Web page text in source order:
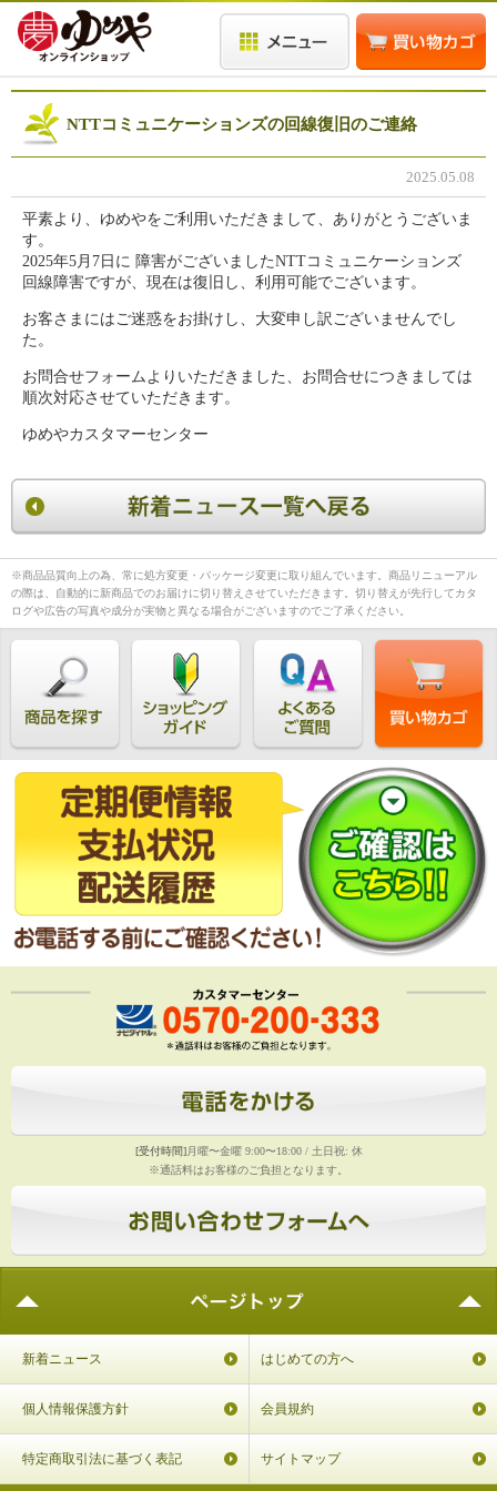
NTTコミュニケーションズの回線復旧のご連絡
2025.05.08
平素より、ゆめやをご利用いただきまして、ありがとうございま
す。
2025年5月7日に 障害がございましたNTTコミュニケーションズ
回線障害ですが、現在は復旧し、利用可能でございます。
お客さまにはご迷惑をお掛けし、大変申し訳ございませんでし
た。
お問合せフォームよりいただきました、お問合せにつきましては
順次対応させていただきます。
ゆめやカスタマーセンター
※商品品質向上の為、常に処方変更・パッケージ変更に取り組んでいます。商品リニューアル
の際は、自動的に新商品でのお届けに切り替えさせていただきます。切り替えが先行してカタ
ログや広告の写真や成分が実物と異なる場合がございますのでご了承ください。
[受付時間]月曜〜金曜 9:00〜18:00 / 土日祝: 休
※通話料はお客様のご負担となります。
新着ニュース はじめての方へ
個人情報保護方針 会員規約
特定商取引法に基づく表記 サイトマップ